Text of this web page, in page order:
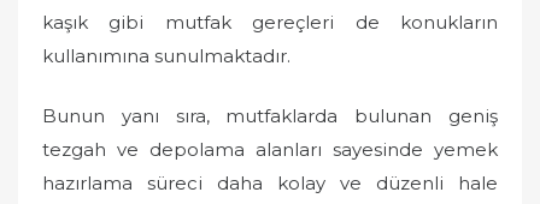
kaşık gibi mutfak gereçleri de konukların
kullanımına sunulmaktadır.
Bunun yanı sıra, mutfaklarda bulunan geniş
tezgah ve depolama alanları sayesinde yemek
hazırlama süreci daha kolay ve düzenli hale